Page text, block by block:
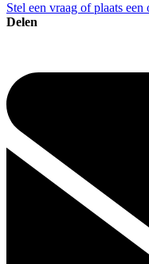
Stel een vraag of plaats
Delen